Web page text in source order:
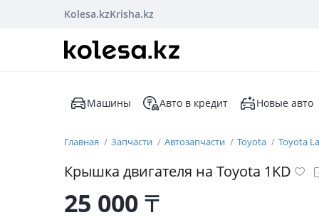
Kolesa.kzKrisha.kz
Машины Авто в кредит Новые авто
Главная Запчасти Автозапчасти Toyota Toyota
Крышка двигателя на Toyota 1KD
25 000₸